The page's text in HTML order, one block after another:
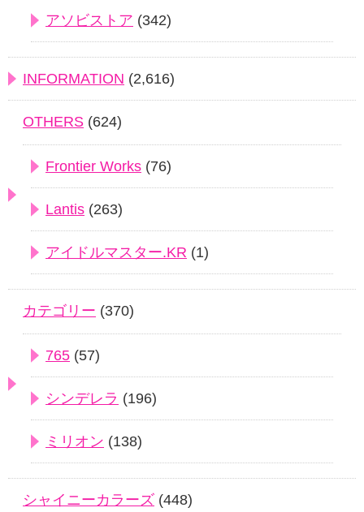
アソビストア (342)
INFORMATION (2,616)
OTHERS (624)
Frontier Works (76)
Lantis (263)
アイドルマスター.KR (1)
カテゴリー (370)
765 (57)
シンデレラ (196)
ミリオン (138)
シャイニーカラーズ (448)